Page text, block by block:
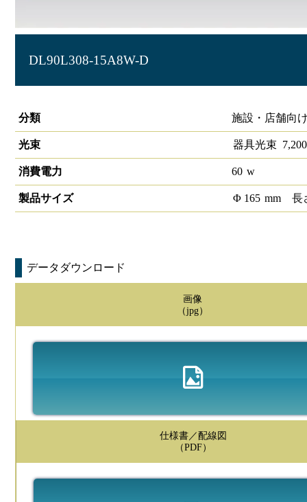
DL90L308-15A8W-D
分類
施設・店舗向
光束 器具光束 7,200
消費電力 60 w
製品サイズ Φ 165 mm 長
データダウンロード
画像
（jpg）
仕様書／配線図
（PDF）